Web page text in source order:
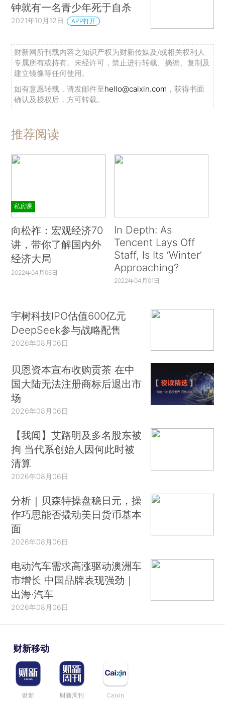
钟就有一名青少年死于自杀
2021年10月12日 APP打开
财新网所刊载内容之知识产权为财新传媒及/或相关权利人
专属所有或持有。未经许可，禁止进行转载、摘编、复制及
建立镜像等任何使用。
如有意愿转载，请发邮件至hello@caixin.com ，获得书面
确认及授权后，方可转载。
推荐阅读
私房课
向松祚：宏观经济70
讲，带你了解国内外
经济大局
2022年04月06日
In Depth: As
Tencent Lays Off
Staff, Is Its ‘Winter’
Approaching?
2022年04月01日
宇树科技IPO估值600亿元
DeepSeek参与战略配售
2026年08月06日
贝恩资本宣布收购贡茶 在中
国大陆无法注册商标后退出市
场
2026年08月06日
【我闻】艾路明及多名股东被
拘 当代系创始人因何此时被
清算
2026年08月06日
分析｜贝森特操盘稳日元，操
作巧思能否撬动美日货币基本
面
2026年08月06日
电动汽车需求高涨驱动澳洲车
市增长 中国品牌表现强劲｜
出海·汽车
2026年08月06日
财新移动
财新 财新周刊 Caixin